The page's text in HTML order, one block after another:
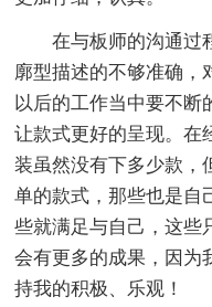
在与板师的沟通过
廓型描述的不够准确，
以后的工作当中要不断
让款式更好的呈现。在
装虽然没有下多少款，
单的款式，那些也是自
些就满足与自己，这些
会有更多的成果，因为
持我的积极、乐观！